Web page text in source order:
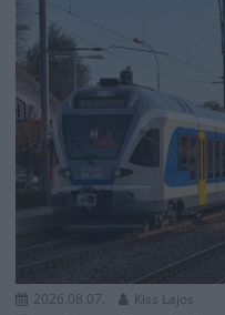
2026.08.07. Kiss Lajos